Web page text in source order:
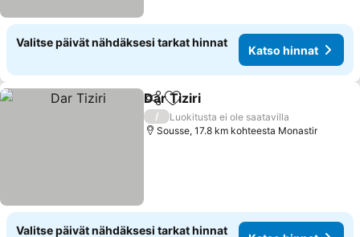
Valitse päivät nähdäksesi tarkat hinnat
Katso hinnat
Jaa Lisää suosikkeihin
Dar Tiziri
/
Luokitusta ei ole saatavilla
Sousse, 17.8 km kohteesta Monastir
Valitse päivät nähdäksesi tarkat hinnat